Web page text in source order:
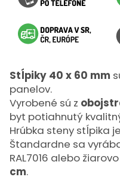
Stĺpiky 40 x 60 mm
panelov.
Vyrobené sú z
byt potiahnutý
Hrúbka steny stĺpika
Štandardne sa
RAL7016 alebo
cm.